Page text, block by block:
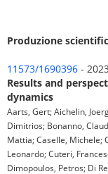
Produzione
11573/1690396 -
Results and
dynamics
Aarts, Gert; Aichelin,
Dimitrios; Bonanno,
Mattia; Caselle, Michele;
Leonardo; Cuteri,
Dimopoulos, Petros; Di